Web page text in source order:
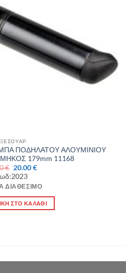
ΠΟΔΗΛΑΤΟΥ ΑΛΟΥΜΙΝΙΟΥ
ΜΗΚΟΣ 179mm 11168
€ Original
price
was:
25.00 €.
20.00€Η
είναι:
ΔΙΑΘΈΣΙΜΟ
ΣΤΟ ΚΑΛΆΘΙ